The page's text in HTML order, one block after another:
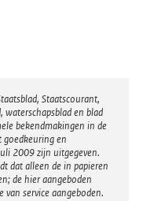
Staatscourant,
waterschapsblad en blad
bekendmakingen in de
goedkeuring en
2009 zijn uitgegeven.
dat alleen de in papieren
de hier aangeboden
service aangeboden.